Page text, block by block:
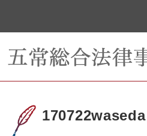
170722waseda